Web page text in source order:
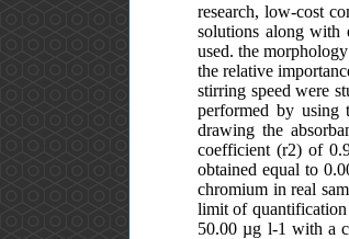
research, low-cost
solutions along with
used. the
the relative
stirring speed were
performed by using
drawing the
coefficient (r2) of
obtained equal to
chromium in real
limit of
50.00 µg l-1 with a